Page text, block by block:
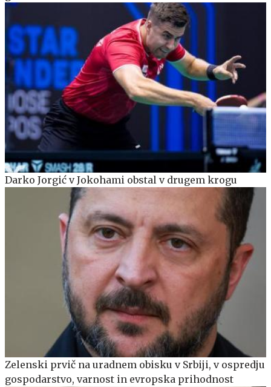
Darko Jorgić v Jokohami obstal v drugem krogu
Zelenski prvič na uradnem obisku v Srbiji, v ospredju
gospodarstvo, varnost in evropska prihodnost